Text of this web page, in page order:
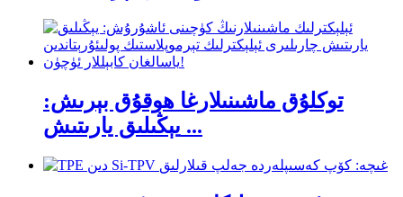
توكلۇق ماشىنىلارغا ھوقۇق بېرىش:
يېڭىلىق يارىتىش ...